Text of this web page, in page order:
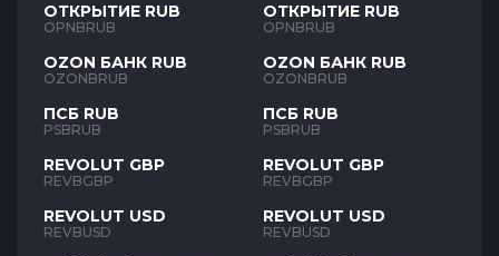
ОТКРЫТИЕ RUB
OPNBRUB
OZON БАНК RUB
OZONBRUB
ПСБ RUB
PSBRUB
REVOLUT GBP
REVBGBP
REVOLUT USD
REVBUSD
ОТКРЫТИЕ RUB
OPNBRUB
OZON БАНК RUB
OZONBRUB
ПСБ RUB
PSBRUB
REVOLUT GBP
REVBGBP
REVOLUT USD
REVBUSD